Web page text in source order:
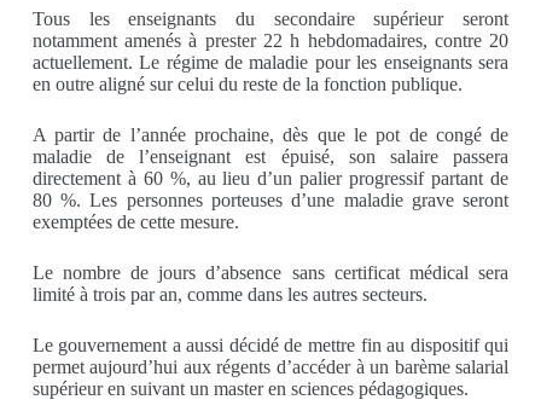
Tous les enseignants du secondaire supérieur seront
notamment amenés à prester 22 h hebdomadaires, contre 20
actuellement. Le régime de maladie pour les enseignants sera
en outre aligné sur celui du reste de la fonction publique.
A partir de l’année prochaine, dès que le pot de congé de
maladie de l’enseignant est épuisé, son salaire passera
directement à 60 %, au lieu d’un palier progressif partant de
80 %. Les personnes porteuses d’une maladie grave seront
exemptées de cette mesure.
Le nombre de jours d’absence sans certificat médical sera
limité à trois par an, comme dans les autres secteurs.
Le gouvernement a aussi décidé de mettre fin au dispositif qui
permet aujourd’hui aux régents d’accéder à un barème salarial
supérieur en suivant un master en sciences pédagogiques.